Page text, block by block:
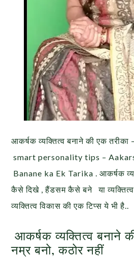
आकर्षक व्यक्तित्व बनाने की एक तरीका
smart personality tips –
Banane ka Ek Tarika . आकर्षक
कैसे दिखे , हैंडसम कैसे बने या व्यक्तित्व
व्यक्तित्व विकास की एक टिप्स ये भी है..
आकर्षक व्यक्तित्व बनाने
नम्र बनो, कठोर नहीं